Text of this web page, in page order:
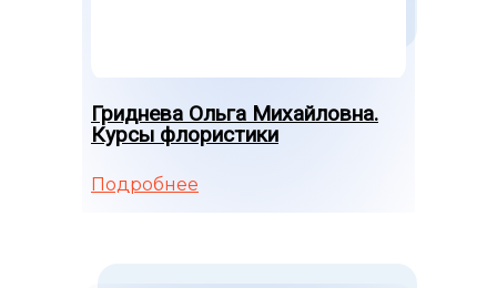
Гриднева Ольга Михайловна.
Курсы флористики
Подробнее